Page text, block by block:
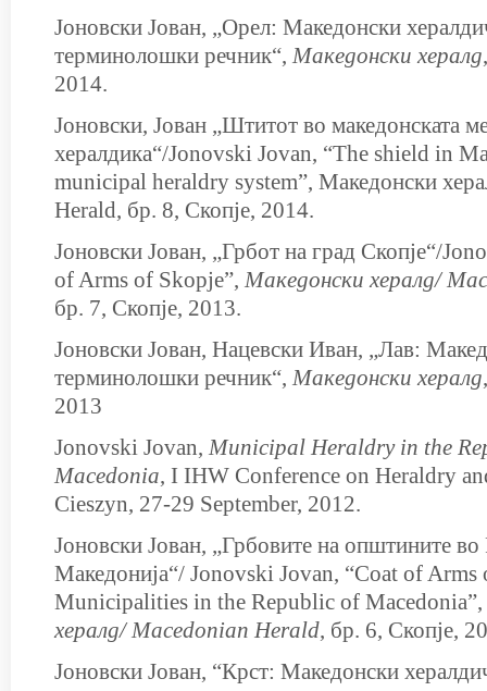
Јоновски Јован, „Орел: Македонски
терминолошки речник“, Македонски хералд
2014.
Јоновски, Јован „Штитот во македонската
хералдика“/Jonovski Jovan, “The shield in
municipal heraldry system”, Македонски
Herald, бр. 8, Скопје, 2014.
Јоновски Јован, „Грбот на град Скопје“/
of Arms of Skopje”, Македонски хералд/
бр. 7, Скопје, 2013.
Јоновски Јован, Нацевски Иван, „Лав:
терминолошки речник“, Македонски хералд
2013
Jonovski Jovan, Municipal Heraldry in the
Macedonia, I IHW Conference оn Heraldry
Cieszyn, 27-29 September, 2012.
Јоновски Јован, „Грбовите на општините во
Македонија“/ Jonovski Jovan, “Coat of Arms
Municipalities in the Republic of Macedonia”,
хералд/Macedonian Herald, бр. 6, Скопје,
Јоновски Јован, “Крст: Македонски